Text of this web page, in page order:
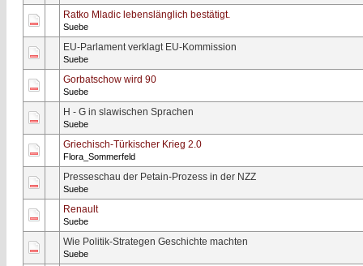
Ratko Mladic lebenslänglich bestätigt.
Suebe
0 Bewertung(en) - 0 von 5 durchschnittlich
12345
EU-Parlament verklagt EU-Kommission
Suebe
0 Bewertung(en) - 0 von 5 durchschnittlich
12345
Gorbatschow wird 90
Suebe
0 Bewertung(en) - 0 von 5 durchschnittlich
H - G in slawischen Sprachen
Suebe
0 Bewertung(en) - 0 von 5 durchschnittlich
1
Griechisch-Türkischer Krieg 2.0
Flora_Sommerfeld
0 Bewertung(en) - 0 von 5 durchschnittlich
12
Presseschau der Petain-Prozess in der NZZ
Suebe
0 Bewertung(en) - 0 von 5 durchschnittlich
123 45
Renault
Suebe
0 Bewertung(en) - 0 von 5 durchschnittlich
Wie Politik-Strategen Geschichte machten
Suebe
0 Bewertung(en) - 0 von 5 durchschnittlich
123 45